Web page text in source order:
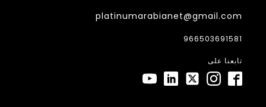
platinumarabianet@gmail.com
966503691581
تابعنا على